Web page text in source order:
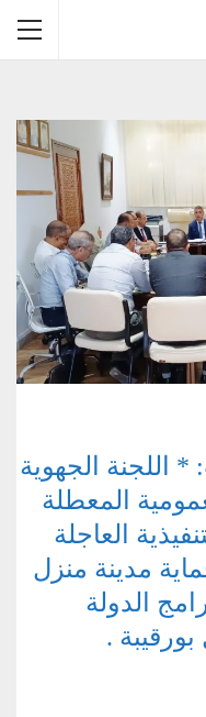
اللجنة الجهوية
المعطلة
العاجلة
مدينة منزل
الدولة
.